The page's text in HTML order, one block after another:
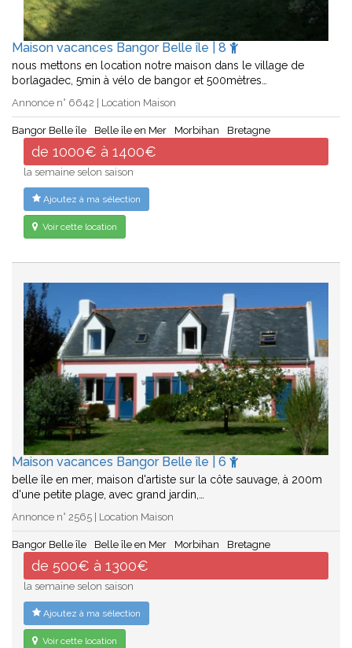
Maison vacances Bangor Belle île | 8
nous mettons en location notre maison dans le village de
borlagadec, 5min à vélo de bangor et 500mètres…
Annonce n° 6642 | Location Maison
Bangor Belle île Belle île en Mer Morbihan Bretagne
de 1000€ à 1400€
la semaine selon saison
Ajoutez à ma sélection
Voir cette location
Maison vacances Bangor Belle île | 6
belle île en mer, maison d'artiste sur la côte sauvage, à 200m
d'une petite plage, avec grand jardin,…
Annonce n° 2565 | Location Maison
Bangor Belle île Belle île en Mer Morbihan Bretagne
de 500€ à 1300€
la semaine selon saison
Ajoutez à ma sélection
Voir cette location